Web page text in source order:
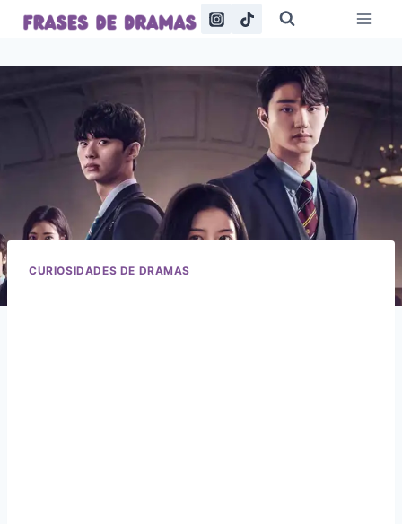
Saltar
CURIOSIDADES DE DRAMAS